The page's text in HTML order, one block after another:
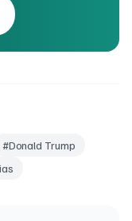
#Donald Trump